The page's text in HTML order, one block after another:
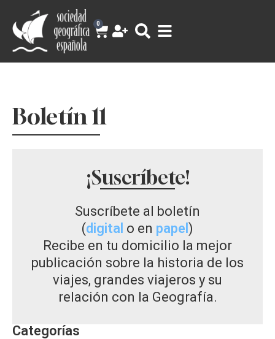
0
Boletín 11
¡Suscríbete!
Suscríbete al boletín
(digital o en papel )
Recibe en tu domicilio la mejor
publicación sobre la historia de los
viajes, grandes viajeros y su
relación con la Geografía.
Categorías